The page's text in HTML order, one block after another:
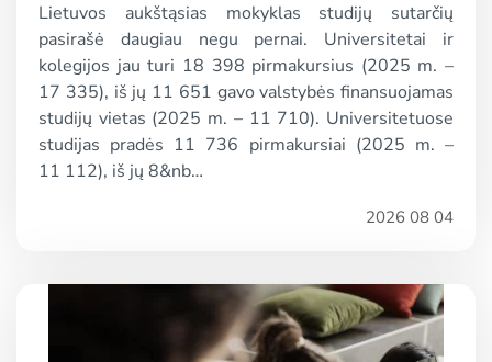
Lietuvos aukštąsias mokyklas studijų sutarčių
pasirašė daugiau negu pernai. Universitetai ir
kolegijos jau turi 18 398 pirmakursius (2025 m. –
17 335), iš jų 11 651 gavo valstybės finansuojamas
studijų vietas (2025 m. – 11 710). Universitetuose
studijas pradės 11 736 pirmakursiai (2025 m. –
11 112), iš jų 8&nb…
2026 08 04